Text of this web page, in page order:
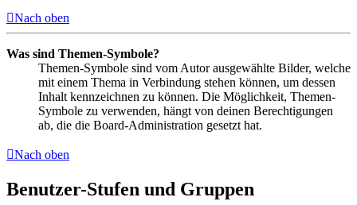
Nach oben
Was sind Themen-Symbole?
Themen-Symbole sind vom Autor ausgewählte Bilder, welche
mit einem Thema in Verbindung stehen können, um dessen
Inhalt kennzeichnen zu können. Die Möglichkeit, Themen-
Symbole zu verwenden, hängt von deinen Berechtigungen
ab, die die Board-Administration gesetzt hat.
Nach oben
Benutzer-Stufen und Gruppen